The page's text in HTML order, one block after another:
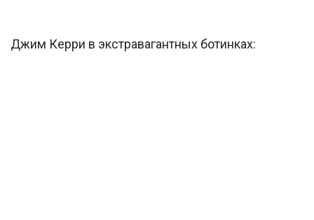
Джим Керри в экстравагантных ботинках: